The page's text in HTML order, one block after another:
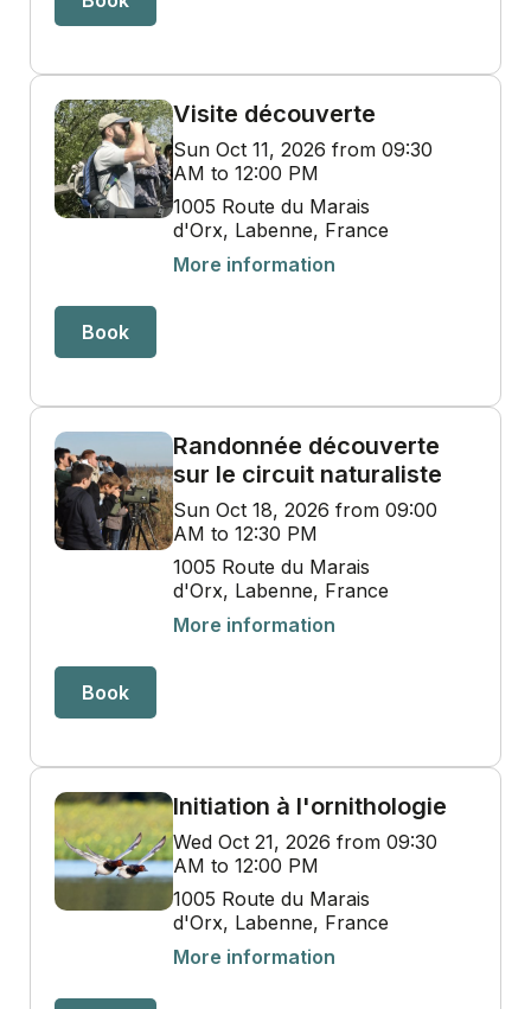
Visite découverte
Sun Oct 11, 2026 from 09:30
AM to 12:00 PM
1005 Route du Marais
d'Orx, Labenne, France
More information
Book
Randonnée découverte
sur le circuit naturaliste
Sun Oct 18, 2026 from 09:00
AM to 12:30 PM
1005 Route du Marais
d'Orx, Labenne, France
More information
Book
Initiation à l'ornithologie
Wed Oct 21, 2026 from 09:30
AM to 12:00 PM
1005 Route du Marais
d'Orx, Labenne, France
More information